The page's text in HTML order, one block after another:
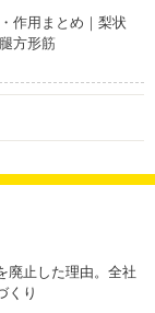
作用まとめ｜梨状
方形筋
廃止した理由。全社
くり